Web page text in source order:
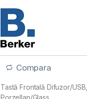
Compara
Tastă Frontală Difuzor/